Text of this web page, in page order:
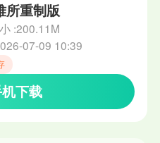
所重制版
:200.11M
07-09 10:39
下载